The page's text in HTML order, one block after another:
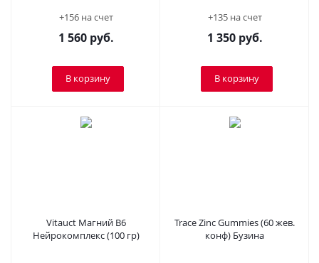
+156 на счет
1 560руб.
В корзину
+135 на счет
1 350руб.
В корзину
Vitauct Магний В6
Нейрокомплекс (100 гр)
Trace Zinc Gummies (60 жев.
конф) Бузина